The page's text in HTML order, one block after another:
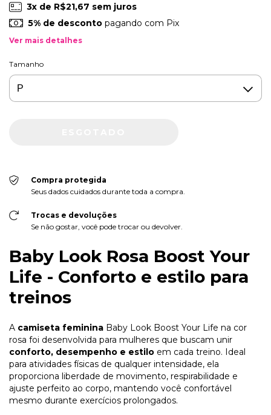
3x de R$21,67 sem juros
5% de desconto pagando com Pix
Ver mais detalhes
Tamanho
Compra protegida
Seus dados cuidados durante toda a compra.
Trocas e devoluções
Se não gostar, você pode trocar ou devolver.
Baby Look Rosa Boost Your
Life - Conforto e estilo para
treinos
A camiseta feminina Baby Look Boost Your Life na cor
rosa foi desenvolvida para mulheres que buscam unir
conforto, desempenho e estilo em cada treino. Ideal
para atividades físicas de qualquer intensidade, ela
proporciona liberdade de movimento, respirabilidade e
ajuste perfeito ao corpo, mantendo você confortável
mesmo durante exercícios prolongados.